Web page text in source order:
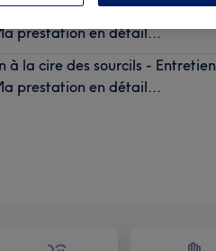
à la cire du cou
prestation en détail...
à la cire des sourcils - Entretien
prestation en détail...